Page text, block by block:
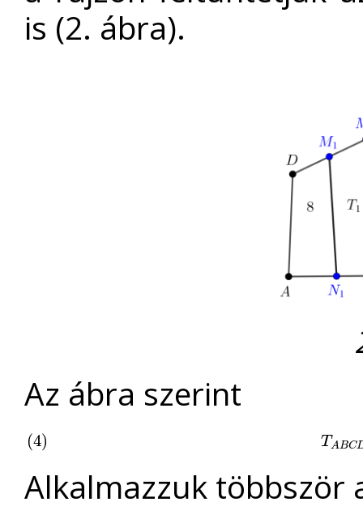
is (2. ábra).
Az ábra szerint
(4)
(4) T ABC
TABC
Alkalmazzuk többször